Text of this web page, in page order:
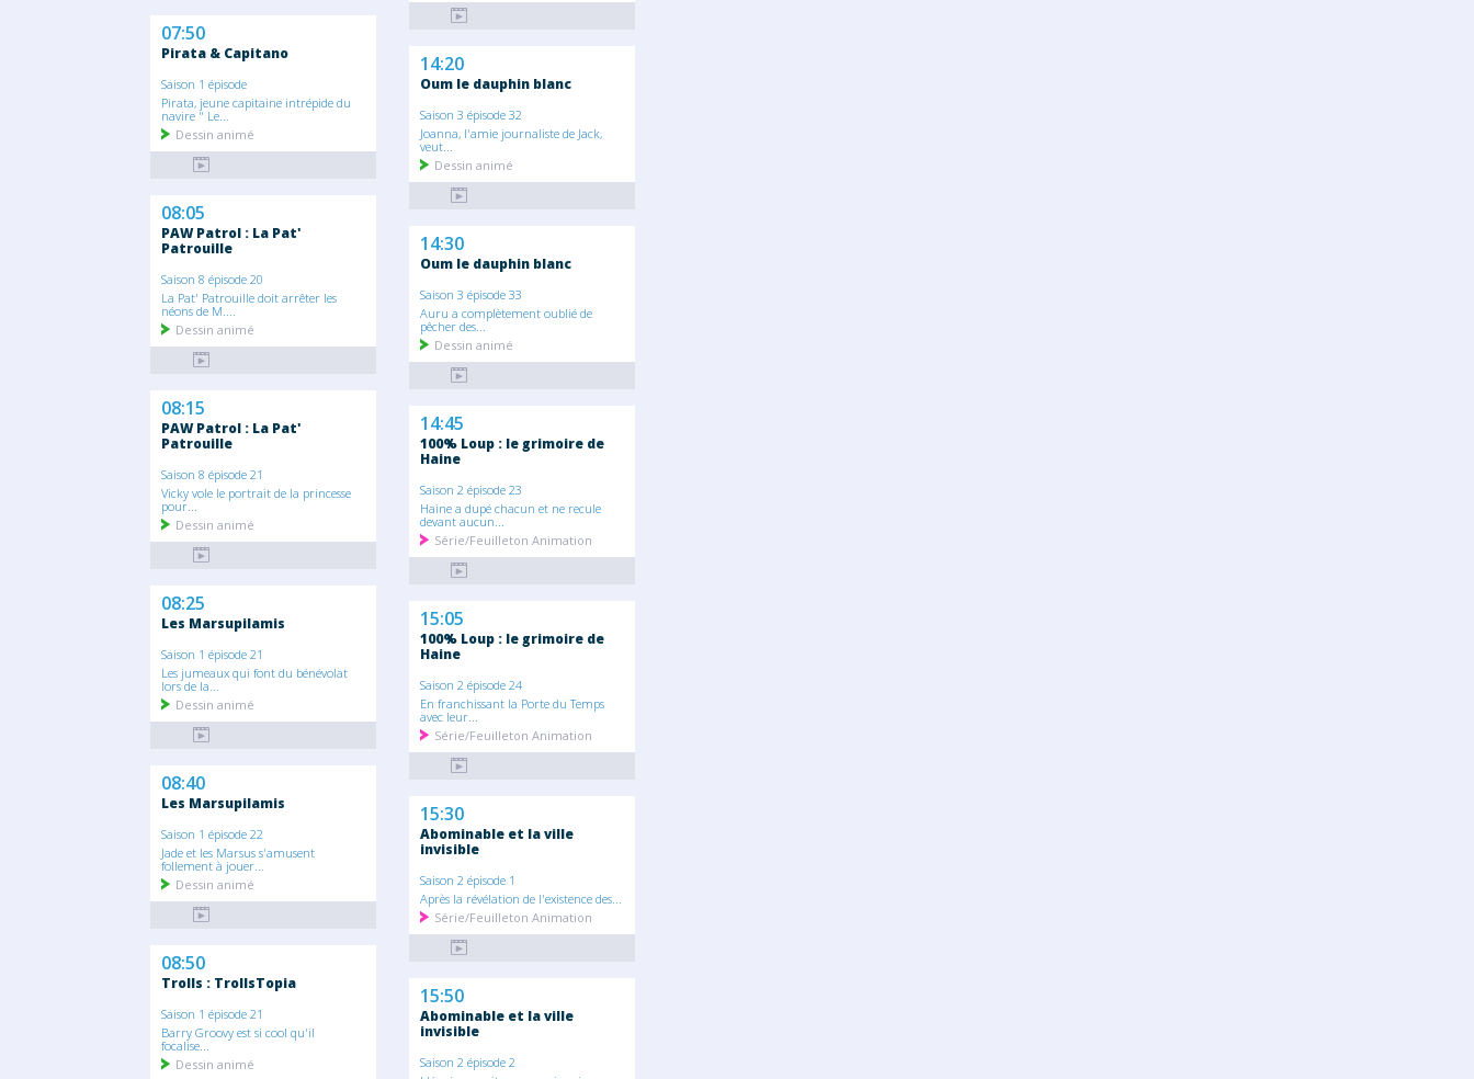
07:50
Pirata & Capitano
Saison 1 épisode
Pirata, jeune capitaine intrépide du
navire " Le...
Dessin animé
08:05
PAW Patrol : La Pat'
Patrouille
Saison 8 épisode 20
La Pat' Patrouille doit arrêter les
néons de M....
Dessin animé
08:15
PAW Patrol : La Pat'
Patrouille
Saison 8 épisode 21
Vicky vole le portrait de la princesse
pour...
Dessin animé
08:25
Les Marsupilamis
Saison 1 épisode 21
Les jumeaux qui font du bénévolat
lors de la...
Dessin animé
08:40
Les Marsupilamis
Saison 1 épisode 22
Jade et les Marsus s'amusent
follement à jouer...
Dessin animé
08:50
Trolls : TrollsTopia
Saison 1 épisode 21
Barry Groovy est si cool qu'il
focalise...
Dessin animé
14:20
Oum le dauphin blanc
Saison 3 épisode 32
Joanna, l'amie journaliste de Jack,
veut...
Dessin animé
14:30
Oum le dauphin blanc
Saison 3 épisode 33
Auru a complètement oublié de
pêcher des...
Dessin animé
14:45
100% Loup : le grimoire de
Haine
Saison 2 épisode 23
Haine a dupé chacun et ne recule
devant aucun...
Série/Feuilleton Animation
15:05
100% Loup : le grimoire de
Haine
Saison 2 épisode 24
En franchissant la Porte du Temps
avec leur...
Série/Feuilleton Animation
15:30
Abominable et la ville
invisible
Saison 2 épisode 1
Après la révélation de l'existence des...
Série/Feuilleton Animation
15:50
Abominable et la ville
invisible
Saison 2 épisode 2